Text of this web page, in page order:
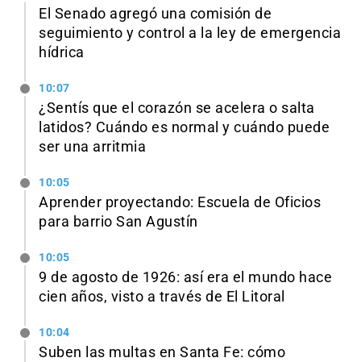
El Senado agregó una comisión de
seguimiento y control a la ley de emergencia
hídrica
10:07
¿Sentís que el corazón se acelera o salta
latidos? Cuándo es normal y cuándo puede
ser una arritmia
10:05
Aprender proyectando: Escuela de Oficios
para barrio San Agustín
10:05
9 de agosto de 1926: así era el mundo hace
cien años, visto a través de El Litoral
10:04
Suben las multas en Santa Fe: cómo